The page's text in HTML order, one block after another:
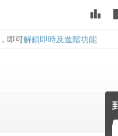
leaderboard
即可解鎖即時及進階功能
收比